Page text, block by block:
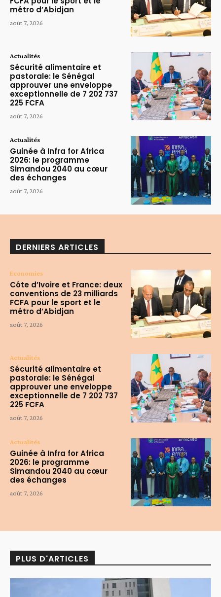
métro d’Abidjan
août 7, 2026
Actualités
Sécurité alimentaire et
pastorale: le Sénégal
approuver une enveloppe
exceptionnelle de 7 202 737
225 FCFA
août 7, 2026
Actualités
Guinée à Infra for Africa
2026: le programme
Simandou 2040 au cœur
des échanges
août 7, 2026
DERNIERS ARTICLES
Economies
Côte d’Ivoire et France: deux
conventions de 23 milliards
FCFA pour le sport et le
métro d’Abidjan
août 7, 2026
Actualités
Sécurité alimentaire et
pastorale: le Sénégal
approuver une enveloppe
exceptionnelle de 7 202 737
225 FCFA
août 7, 2026
Actualités
Guinée à Infra for Africa
2026: le programme
Simandou 2040 au cœur
des échanges
août 7, 2026
PLUS D'ARTICLES